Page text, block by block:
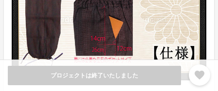
プロジェクトは終了いたしました favorite